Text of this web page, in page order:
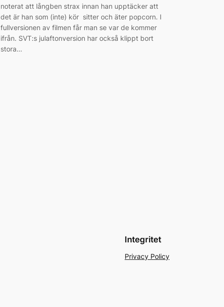
noterat att långben strax innan han upptäcker att
det är han som (inte) kör sitter och äter popcorn. I
fullversionen av filmen får man se var de kommer
ifrån. SVT:s julaftonversion har också klippt bort
stora…
Integritet
Privacy Policy